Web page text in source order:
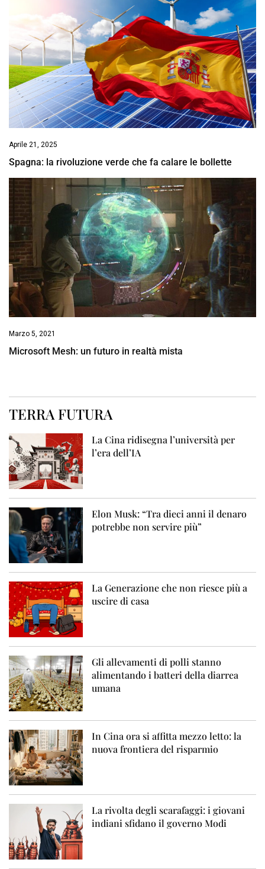
Aprile 21, 2025
Spagna: la rivoluzione verde che fa calare le bollette
Marzo 5, 2021
Microsoft Mesh: un futuro in realtà mista
TERRA FUTURA
La Cina ridisegna l’università per
l’era dell’IA
Elon Musk: “Tra dieci anni il denaro
potrebbe non servire più”
La Generazione che non riesce più a
uscire di casa
Gli allevamenti di polli stanno
alimentando i batteri della diarrea
umana
In Cina ora si affitta mezzo letto: la
nuova frontiera del risparmio
La rivolta degli scarafaggi: i giovani
indiani sfidano il governo Modi